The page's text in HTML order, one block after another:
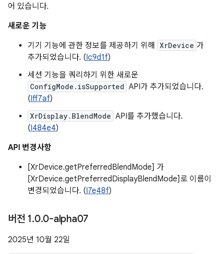
어 있습니다.
새로운 기능
기기 기능에 관한 정보를 제공하기 위해
XrDevice 가
추가되었습니다. (Ic9d1f)
세션 기능을 쿼리하기 위한 새로운
ConfigMode.isSupported API가 추가되었습니다.
(Iff7af)
XrDisplay.BlendMode API를 추가했습니다.
(I484e4)
API 변경사항
[XrDevice.getPreferredBlendMode] 가
[XrDevice.getPreferredDisplayBlendMode]로 이름이
변경되었습니다. (I7e48f)
버전 1.0.0-alpha07
2025년 10월 22일